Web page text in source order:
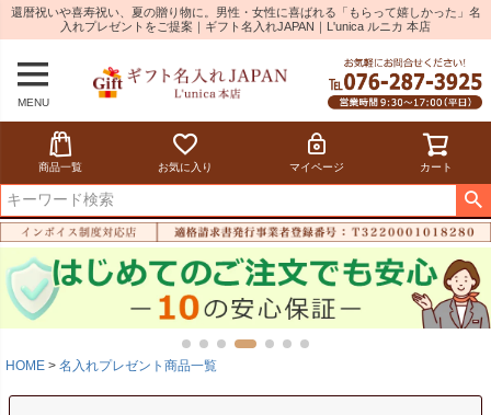
還暦祝いや喜寿祝い、夏の贈り物に。男性・女性に喜ばれる「もらって嬉しかった」名
入れプレゼントをご提案｜ギフト名入れJAPAN｜L'unica ルニカ 本店
MENU
商品一覧 お気に入り マイページ カート
HOME 名入れプレゼント商品一覧